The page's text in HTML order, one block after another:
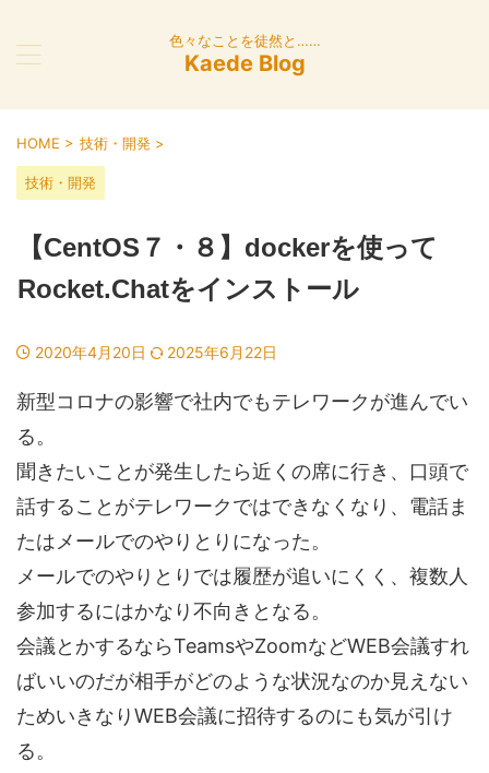
色々なことを徒然と……
Kaede Blog
HOME > 技術・開発 >
技術・開発
【CentOS７・８】dockerを使って
Rocket.Chatをインストール
2020年4月20日 2025年6月22日
新型コロナの影響で社内でもテレワークが進んでい
る。
聞きたいことが発生したら近くの席に行き、口頭で
話することがテレワークではできなくなり、電話ま
たはメールでのやりとりになった。
メールでのやりとりでは履歴が追いにくく、複数人
参加するにはかなり不向きとなる。
会議とかするならTeamsやZoomなどWEB会議すれ
ばいいのだが相手がどのような状況なのか見えない
ためいきなりWEB会議に招待するのにも気が引け
る。